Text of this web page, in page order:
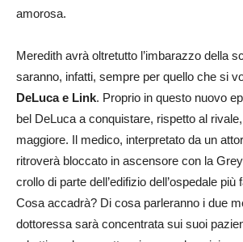
amorosa.
Meredith avrà oltretutto l’imbarazzo della
saranno, infatti, sempre per quello che si
DeLuca e Link. Proprio in questo nuovo
bel DeLuca a conquistare, rispetto al
maggiore. Il medico, interpretato da un
ritroverà bloccato in ascensore con la
crollo di parte dell’edifizio dell’ospedale più
Cosa accadrà? Di cosa parleranno i due
dottoressa sarà concentrata sui suoi